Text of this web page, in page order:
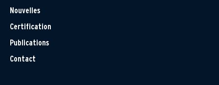
Nouvelles
Certification
Publications
Contact